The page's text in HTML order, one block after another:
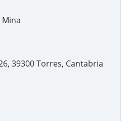
Mina
39300 Torres, Cantabria